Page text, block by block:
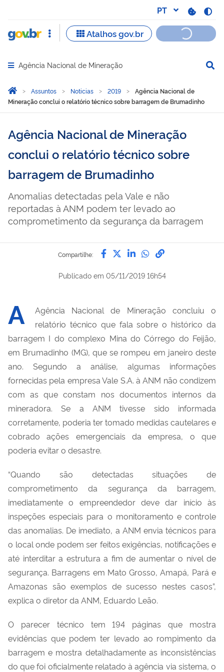
Abrir menu principal de navegação
Agência Nacional de Mineração
Você está aqui:
Página Inicial
Assuntos Noticias 2019
Agência Nacional de
Mineração conclui o relatório técnico sobre barragem de Brumadinho
Agência Nacional de Mineração
conclui o relatório técnico sobre
barragem de Brumadinho
Anomalias detectadas pela Vale e não
reportadas à ANM podem ter levado ao
comprometimento da segurança da barragem
Compartilhe: Compartilhe por Facebook
Compartilhe por Twitter
Compartilhe por
Compartilhe
link para
Publicado em 05/11/2019 16h54
A
Agência Nacional de Mineração concluiu o
relatório técnico que fala sobre o histórico da
barragem I do complexo Mina do Córrego do Feijão,
em Brumadinho (MG), que se rompeu em janeiro deste
ano. Segundo a análise, algumas informações
fornecidas pela empresa Vale S.A. à ANM não condizem
com as que constam nos documentos internos da
mineradora. Se a ANM tivesse sido informada
corretamente, poderia ter tomado medidas cautelares e
cobrado ações emergenciais da empresa, o que
poderia evitar o desastre.
“Quando são detectadas situações de
comprometimento da segurança da barragem,
imediatamente o empreendedor deve dar início às
inspeções especiais para o monitoramento e controle
das anomalias. De imediato, a ANM envia técnicos para
o local onde podem ser feitos exigências, notificações e
até interditar a estrutura a fim de aumentar o nível de
segurança. Barragens em Mato Grosso, Amapá, Pará e
Amazonas são exemplos de sucesso nestes casos”,
explica o diretor da ANM, Eduardo Leão.
O parecer técnico tem 194 páginas que mostra
evidências que podem ter levado ao rompimento da
barragem e mostra detalhadamente as inconsistências
do que foi oficialmente relatado à agência via sistema, o